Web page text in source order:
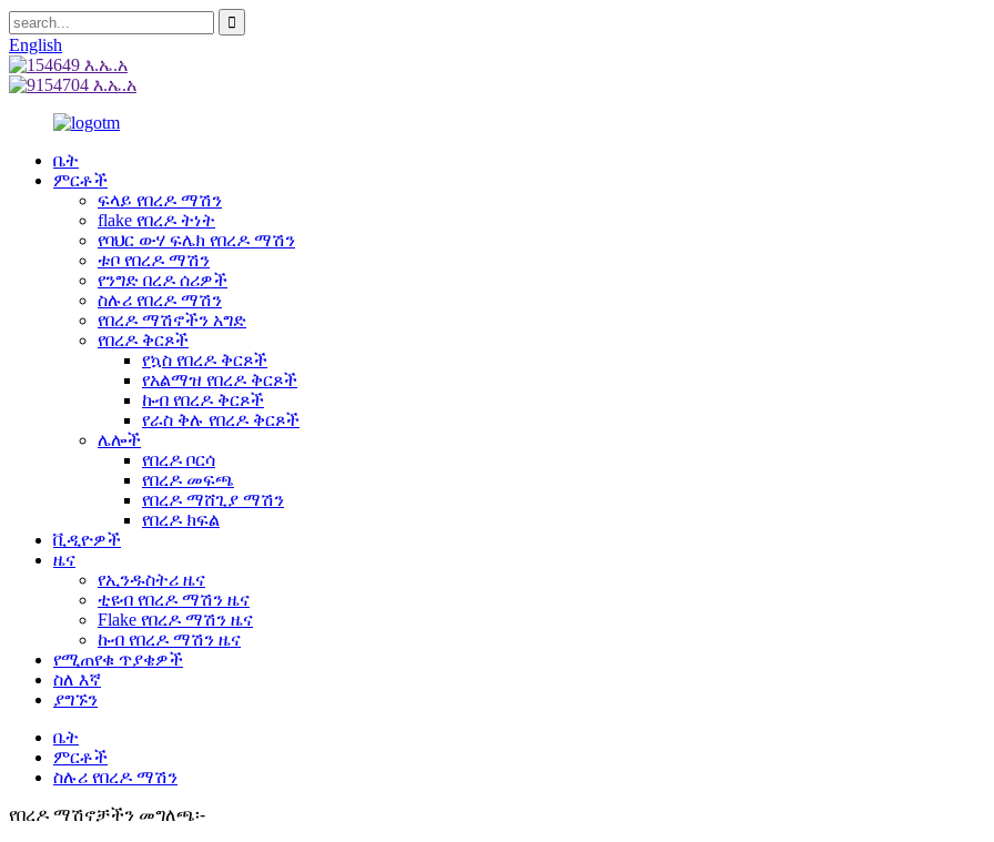
English
ቤት
ምርቶች
ፍላይ የበረዶ ማሽን
flake የበረዶ ትነት
የባህር ውሃ ፍሌክ የበረዶ ማሽን
ቱቦ የበረዶ ማሽን
የንግድ በረዶ ሰሪዎች
ስሉሪ የበረዶ ማሽን
የበረዶ ማሽኖችን አግድ
የበረዶ ቅርጾች
የኳስ የበረዶ ቅርጾች
የአልማዝ የበረዶ ቅርጾች
ኩብ የበረዶ ቅርጾች
የራስ ቅሉ የበረዶ ቅርጾች
ሌሎች
የበረዶ ቦርሳ
የበረዶ መፍጫ
የበረዶ ማሸጊያ ማሽን
የበረዶ ክፍል
ቪዲዮዎች
ዜና
የኢንዱስትሪ ዜና
ቲዩብ የበረዶ ማሽን ዜና
Flake የበረዶ ማሽን ዜና
ኩብ የበረዶ ማሽን ዜና
የሚጠየቁ ጥያቄዎች
ስለ እኛ
ያግኙን
ቤት
ምርቶች
ስሉሪ የበረዶ ማሽን
የበረዶ ማሽኖቻችን መግለጫ፡-